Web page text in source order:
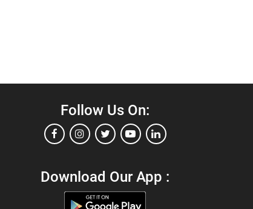
Follow Us On:
Download Our App :